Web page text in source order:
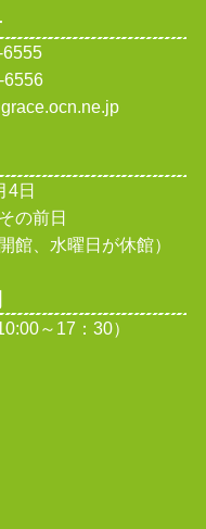
6556
4日
の前日
館、水曜日が休館）
～17：30）